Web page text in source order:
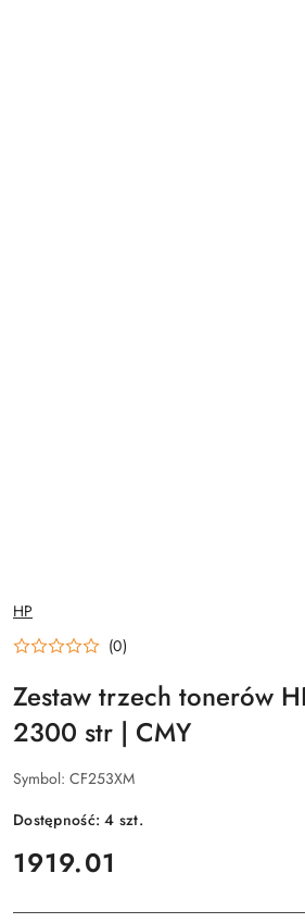
NAZWA
PRODUCENTA:
HP
(0)
Zestaw trzech tonerów
2300 str | CMY
Symbol: CF253XM
Dostępność:4 szt.
cena:
1919.01